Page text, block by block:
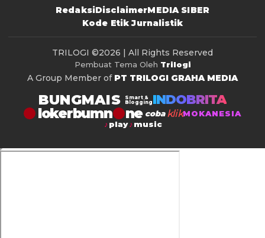
RedaksiDisclaimerMEDIA SIBER
Kode Etik Jurnalistik
TRILOGI ©2026 | All Rights Reserved
Pembuat Tema Oleh Trilogi
A Group Member of PT TRILOGI GRAHA MEDIA
BUNGMAIS
Smart &
Blogging INDOBRITA
lokerbumn coba klikMOKANESIA
play
music